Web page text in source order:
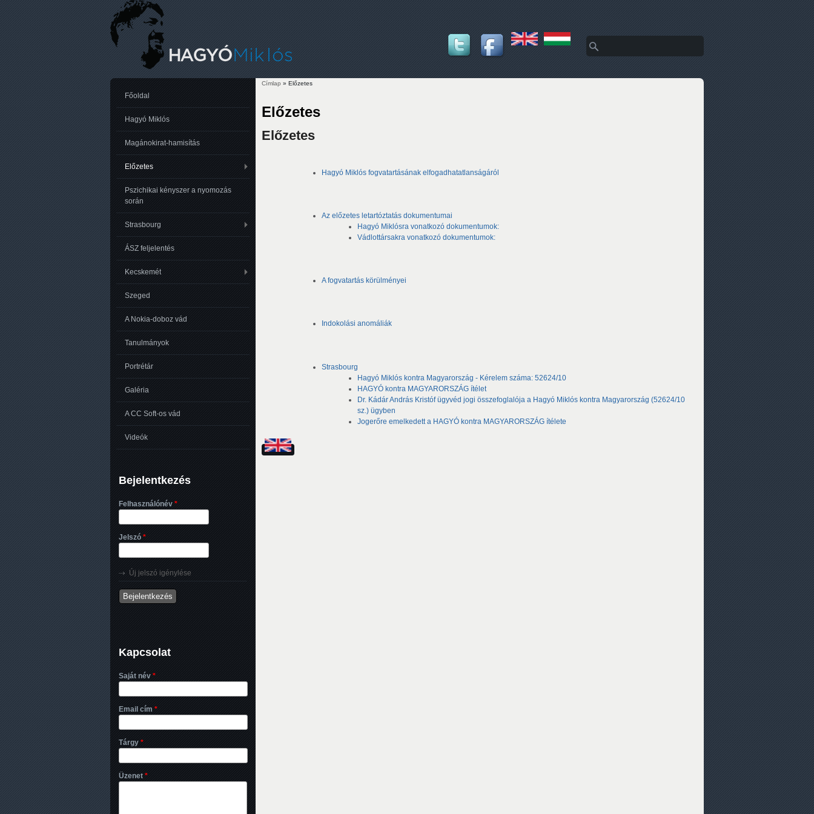
Keresés űrlap
Keresés
Címlap » Előzetes
Előzetes
Előzetes
Hagyó Miklós fogvatartásának elfogadhatatlanságáról
Az előzetes letartóztatás dokumentumai
Hagyó Miklósra vonatkozó dokumentumok:
Vádlottársakra vonatkozó dokumentumok:
A fogvatartás körülményei
Indokolási anomáliák
Strasbourg
Hagyó Miklós kontra Magyarország - Kérelem száma: 52624/10
HAGYÓ kontra MAGYARORSZÁG ítélet
Dr. Kádár András Kristóf ügyvéd jogi összefoglalója a Hagyó Miklós kontra Magyarország (52624/10
sz.) ügyben
Jogerőre emelkedett a HAGYÓ kontra MAGYARORSZÁG ítélete
Főoldal
Hagyó Miklós
Magánokirat-hamisítás
Előzetes
Pszichikai kényszer a nyomozás
során
Strasbourg
ÁSZ feljelentés
Kecskemét
Szeged
A Nokia-doboz vád
Tanulmányok
Portrétár
Galéria
A CC Soft-os vád
Videók
Bejelentkezés
Felhasználónév *
Jelszó *
Új jelszó igénylése
Kapcsolat
Saját név *
Email cím *
Tárgy *
Üzenet *